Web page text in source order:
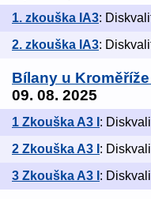
1. zkouška IA3:
2. zkouška IA3:
Bílany u
09. 08. 2025
1 Zkouška A3 I :
2 Zkouška A3 I :
3 Zkouška A3 I :